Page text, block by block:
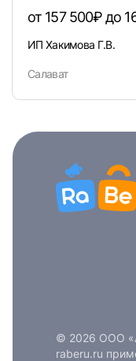
Вход по
от 157 500₽ до
ИП Хакимова Г.В.
Салават
© 2026 ООО
raberu.ru